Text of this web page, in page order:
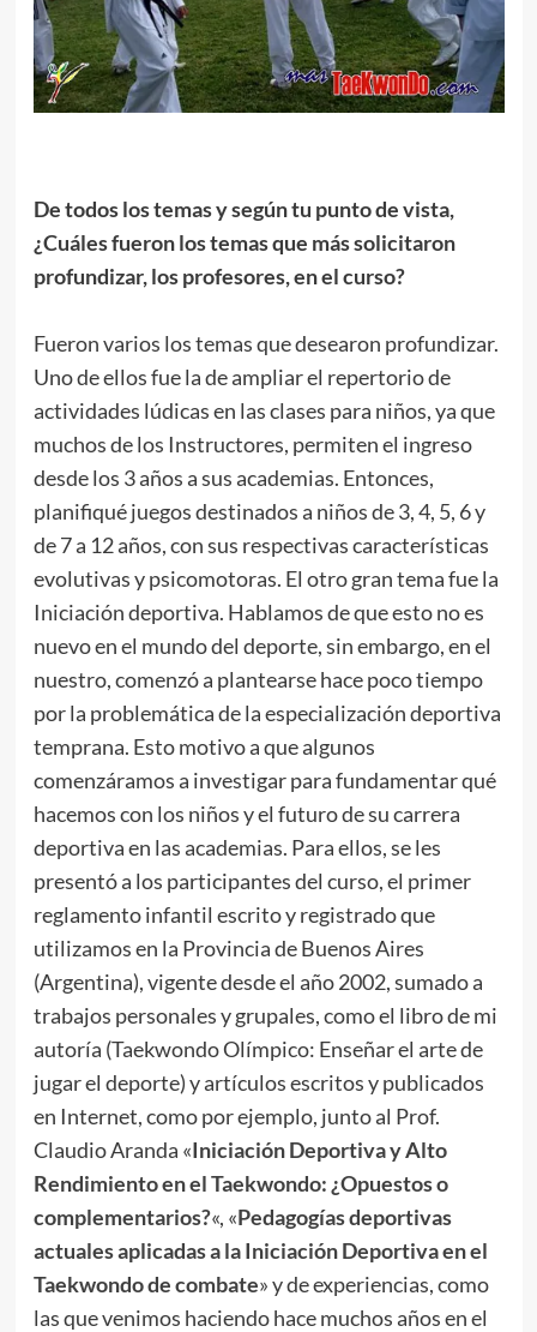
De todos los temas y según tu punto de vista,
¿Cuáles fueron los temas que más solicitaron
profundizar, los profesores, en el curso?
Fueron varios los temas que desearon profundizar.
Uno de ellos fue la de ampliar el repertorio de
actividades lúdicas en las clases para niños, ya que
muchos de los Instructores, permiten el ingreso
desde los 3 años a sus academias. Entonces,
planifiqué juegos destinados a niños de 3, 4, 5, 6 y
de 7 a 12 años, con sus respectivas características
evolutivas y psicomotoras. El otro gran tema fue la
Iniciación deportiva. Hablamos de que esto no es
nuevo en el mundo del deporte, sin embargo, en el
nuestro, comenzó a plantearse hace poco tiempo
por la problemática de la especialización deportiva
temprana. Esto motivo a que algunos
comenzáramos a investigar para fundamentar qué
hacemos con los niños y el futuro de su carrera
deportiva en las academias. Para ellos, se les
presentó a los participantes del curso, el primer
reglamento infantil escrito y registrado que
utilizamos en la Provincia de Buenos Aires
(Argentina), vigente desde el año 2002, sumado a
trabajos personales y grupales, como el libro de mi
autoría (Taekwondo Olímpico: Enseñar el arte de
jugar el deporte) y artículos escritos y publicados
en Internet, como por ejemplo, junto al Prof.
Claudio Aranda «Iniciación Deportiva y Alto
Rendimiento en el Taekwondo: ¿Opuestos o
complementarios?«, «Pedagogías deportivas
actuales aplicadas a la Iniciación Deportiva en el
Taekwondo de combate» y de experiencias, como
las que venimos haciendo hace muchos años en el